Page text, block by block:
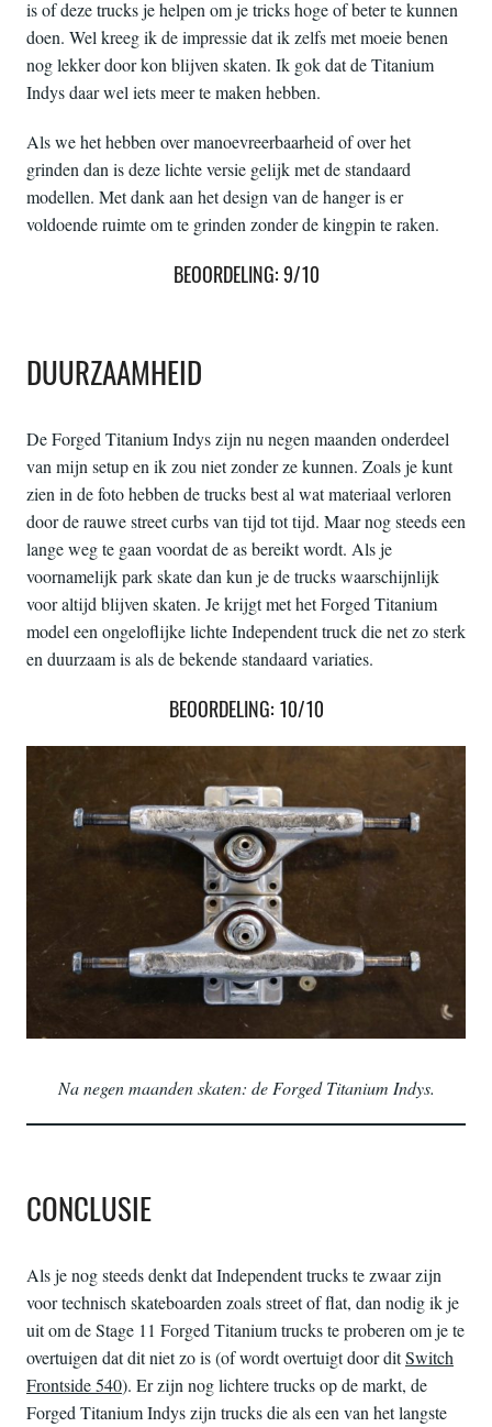
is of deze trucks je helpen om je tricks hoge of beter te kunnen
doen. Wel kreeg ik de impressie dat ik zelfs met moeie benen
nog lekker door kon blijven skaten. Ik gok dat de Titanium
Indys daar wel iets meer te maken hebben.
Als we het hebben over manoevreerbaarheid of over het
grinden dan is deze lichte versie gelijk met de standaard
modellen. Met dank aan het design van de hanger is er
voldoende ruimte om te grinden zonder de kingpin te raken.
BEOORDELING: 9/10
DUURZAAMHEID
De Forged Titanium Indys zijn nu negen maanden onderdeel
van mijn setup en ik zou niet zonder ze kunnen. Zoals je kunt
zien in de foto hebben de trucks best al wat materiaal verloren
door de rauwe street curbs van tijd tot tijd. Maar nog steeds een
lange weg te gaan voordat de as bereikt wordt. Als je
voornamelijk park skate dan kun je de trucks waarschijnlijk
voor altijd blijven skaten. Je krijgt met het Forged Titanium
model een ongeloflijke lichte Independent truck die net zo sterk
en duurzaam is als de bekende standaard variaties.
BEOORDELING: 10/10
Na negen maanden skaten: de Forged Titanium Indys.
CONCLUSIE
Als je nog steeds denkt dat Independent trucks te zwaar zijn
voor technisch skateboarden zoals street of flat, dan nodig ik je
uit om de Stage 11 Forged Titanium trucks te proberen om je te
overtuigen dat dit niet zo is (of wordt overtuigt door ditSwitch
Frontside 540). Er zijn nog lichtere trucks op de markt, de
Forged Titanium Indys zijn trucks die als een van het langste